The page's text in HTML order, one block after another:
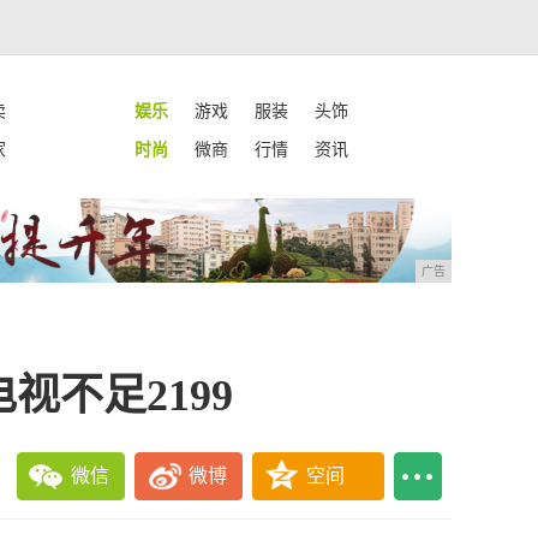
娱乐 游戏 服装
头饰
时尚 微商 行情 资讯
广告
不足2199
微信 微博 空间